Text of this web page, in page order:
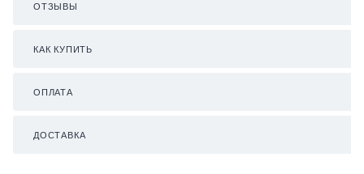
ОТЗЫВЫ
КАК КУПИТЬ
ОПЛАТА
ДОСТАВКА